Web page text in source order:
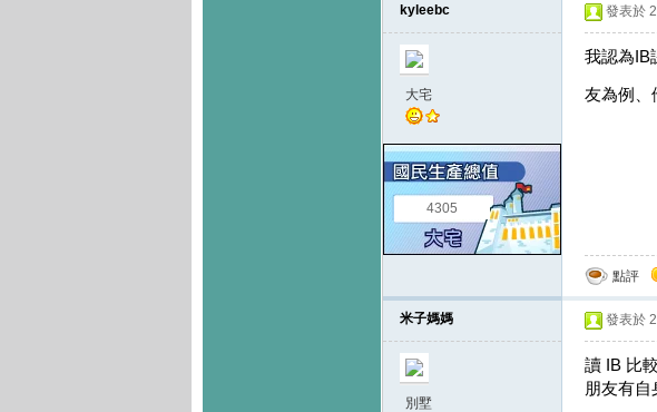
kyleebc
大宅
4305
發表於
我認為IB
友為例、
點評
米子媽媽
別墅
發表於
讀 IB 比
朋友有